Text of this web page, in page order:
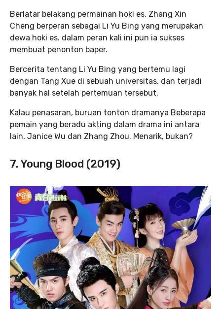
Berlatar belakang permainan hoki es, Zhang Xin
Cheng berperan sebagai Li Yu Bing yang merupakan
dewa hoki es. dalam peran kali ini pun ia sukses
membuat penonton baper.
Bercerita tentang Li Yu Bing yang bertemu lagi
dengan Tang Xue di sebuah universitas, dan terjadi
banyak hal setelah pertemuan tersebut.
Kalau penasaran, buruan tonton dramanya Beberapa
pemain yang beradu akting dalam drama ini antara
lain, Janice Wu dan Zhang Zhou. Menarik, bukan?
7. Young Blood (2019)